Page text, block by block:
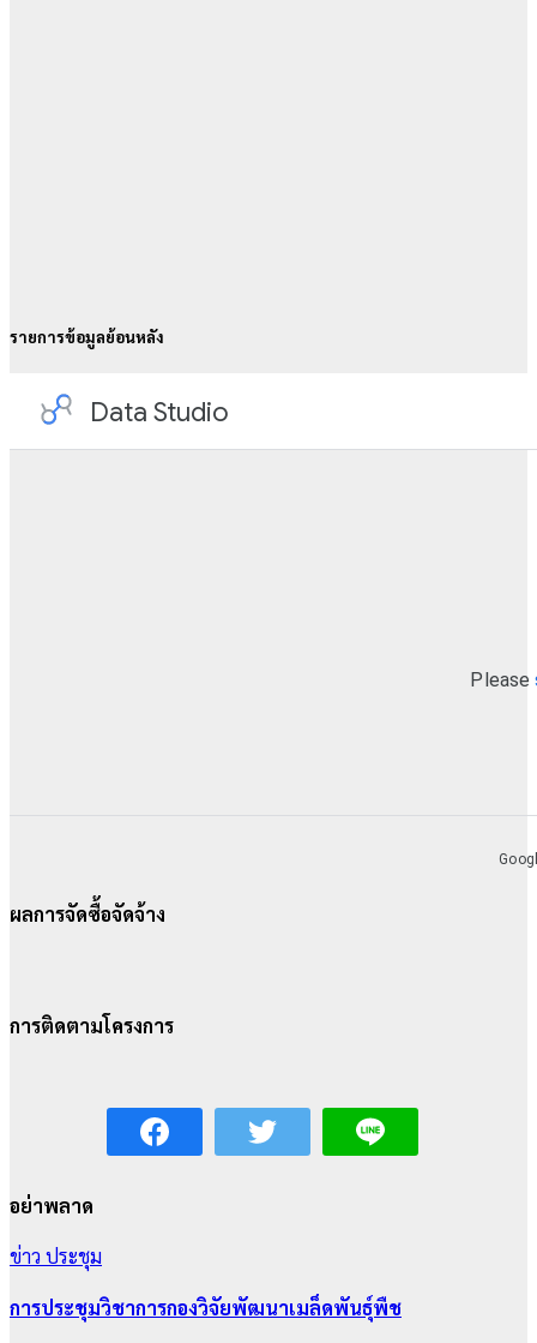
รายการข้อมูลย้อนหลัง
ผลการจัดซื้อจัดจ้าง
การติดตามโครงการ
อย่าพลาด
ข่าว ประชุม
การประชุมวิชาการกองวิจัยพัฒนาเมล็ดพันธุ์พืช